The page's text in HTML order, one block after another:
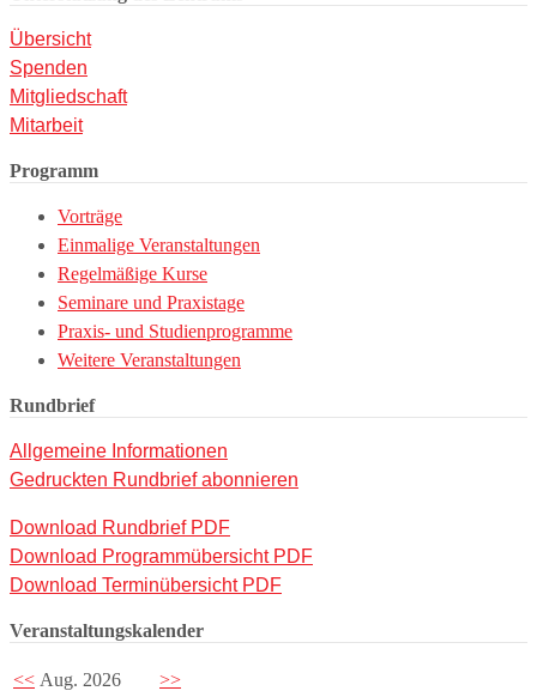
Übersicht
Spenden
Mitgliedschaft
Mitarbeit
Programm
Vorträge
Einmalige Veranstaltungen
Regelmäßige Kurse
Seminare und Praxistage
Praxis- und Studienprogramme
Weitere Veranstaltungen
Rundbrief
Allgemeine Informationen
Gedruckten Rundbrief abonnieren
Download Rundbrief PDF
Download Programmübersicht PDF
Download Terminübersicht PDF
Veranstaltungskalender
<< Aug. 2026 >>